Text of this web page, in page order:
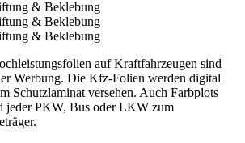
auf Kraftfahrzeugen sind
Werbung. Die Kfz-Folien werden digital
Schutzlaminat versehen. Auch Farbplots
jeder PKW, Bus oder LKW zum